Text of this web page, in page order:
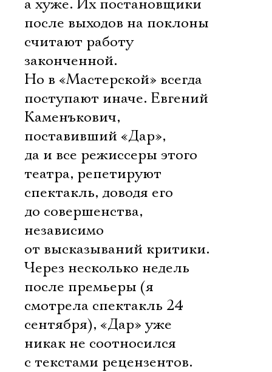
а хуже. Их постановщики
после выходов на поклоны
считают работу
законченной.
Но в «Мастерской» всегда
поступают иначе. Евгений
Каменъкович,
поставивший «Дар»,
да и все режиссеры этого
театра, репетируют
спектакль, доводя его
до совершенства,
независимо
от высказываний критики.
Через несколько недель
после премьеры (я
смотрела спектакль 24
сентября), «Дар» уже
никак не соотносился
с текстами рецензентов.